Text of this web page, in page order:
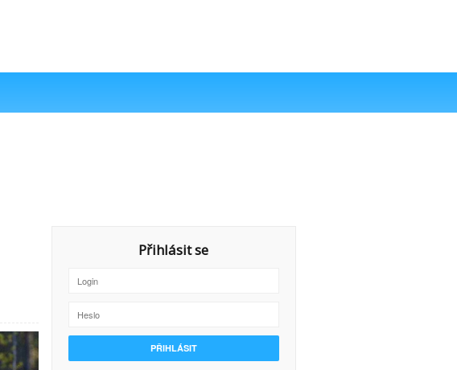
Přihlásit se